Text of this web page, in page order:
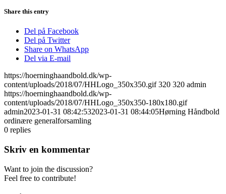
Share this entry
Del på Facebook
Del på Twitter
Share on WhatsApp
Del via E-mail
https://hoerninghaandbold.dk/wp-
content/uploads/2018/07/HHLogo_350x350.gif 320 320 admin
https://hoerninghaandbold.dk/wp-
content/uploads/2018/07/HHLogo_350x350-180x180.gif
admin2023-01-31 08:42:532023-01-31 08:44:05Hørning Håndbold
ordinære generalforsamling
0 replies
Skriv en kommentar
Want to join the discussion?
Feel free to contribute!